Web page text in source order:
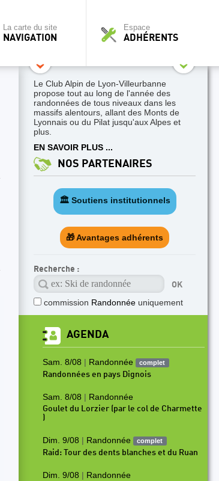
La carte du site
NAVIGATION
Espace
ADHÉRENTS
Le Club Alpin de Lyon-Villeurbanne
propose tout au long de l'année des
randonnées de tous niveaux dans les
massifs alentours, allant des Monts de
Lyonnais ou du Pilat jusqu'aux Alpes et
plus.
EN SAVOIR PLUS ...
NOS PARTENAIRES
🏛️ Soutiens institutionnels
🎁 Avantages adhérents
Recherche :
commission Randonnée uniquement
AGENDA
Sam. 8/08 | Randonnée complet
Randonnées en pays Dignois
Sam. 8/08 | Randonnée
Goulet du Lorzier (par le col de Charmette
)
Dim. 9/08 | Randonnée complet
Raid: Tour des dents blanches et du Ruan
Dim. 9/08 | Randonnée